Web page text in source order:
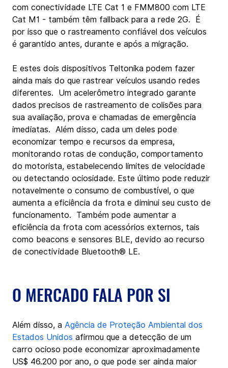
com conectividade LTE Cat 1 e FMM800 com LTE
Cat M1 - também têm fallback para a rede 2G.  É
por isso que o rastreamento confiável dos veículos
é garantido antes, durante e após a migração.
E estes dois dispositivos Teltonika podem fazer
ainda mais do que rastrear veículos usando redes
diferentes.  Um acelerômetro integrado garante
dados precisos de rastreamento de colisões para
sua avaliação, prova e chamadas de emergência
imediatas.  Além disso, cada um deles pode
economizar tempo e recursos da empresa,
monitorando rotas de condução, comportamento
do motorista, estabelecendo limites de velocidade
ou detectando ociosidade. Este último pode reduzir
notavelmente o consumo de combustível, o que
aumenta a eficiência da frota e diminui seu custo de
funcionamento.  Também pode aumentar a
eficiência da frota com acessórios externos, tais
como beacons e sensores BLE, devido ao recurso
de conectividade Bluetooth® LE.
O MERCADO FALA POR SI
Além disso, a Agência de Proteção Ambiental dos
Estados Unidos afirmou que a detecção de um
carro ocioso pode economizar aproximadamente
US$ 46.200 por ano, o que pode ser ainda maior